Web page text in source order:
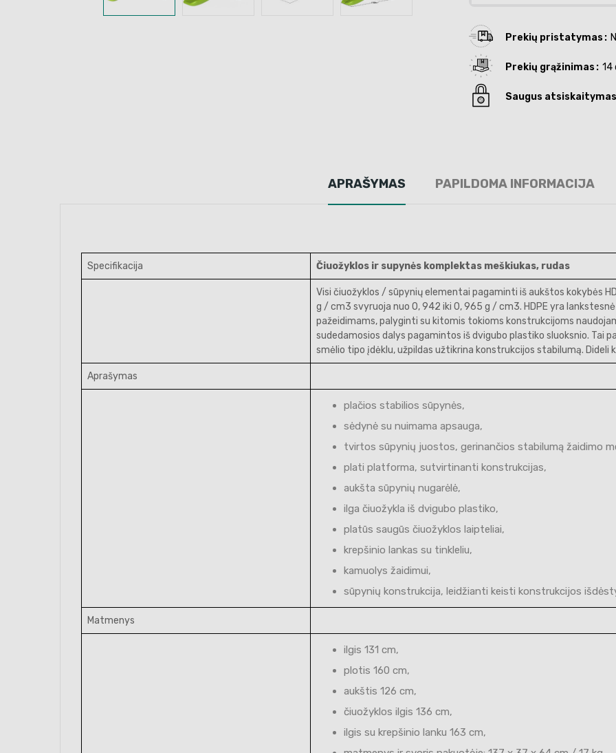
Prekių pristatymas
Prekių grąžinimas 14
Saugus atsiskaitymas
APRAŠYMAS PAPILDOMA INFORMACIJA
Specifikacija Čiuožyklos ir supynės komplektas meškiukas, rudas
Visi čiuožyklos / sūpynių elementai pagaminti iš aukštos kokybės
g / cm3 svyruoja nuo 0, 942 iki 0, 965 g / cm3. HDPE yra
pažeidimams, palyginti su kitomis tokioms konstrukcijoms
sudedamosios dalys pagamintos iš dvigubo plastiko sluoksnio. Tai
smėlio tipo įdėklu, užpildas užtikrina konstrukcijos stabilumą. Dideli
Aprašymas
plačios stabilios sūpynės,
sėdynė su nuimama apsauga,
tvirtos sūpynių juostos, gerinančios stabilumą žaidimo
plati platforma, sutvirtinanti konstrukcijas,
aukšta sūpynių nugarėlė,
ilga čiuožykla iš dvigubo plastiko,
platūs saugūs čiuožyklos laipteliai,
krepšinio lankas su tinkleliu,
kamuolys žaidimui,
sūpynių konstrukcija, leidžianti keisti konstrukcijos
Matmenys
ilgis 131 cm,
plotis 160 cm,
aukštis 126 cm,
čiuožyklos ilgis 136 cm,
ilgis su krepšinio lanku 163 cm,